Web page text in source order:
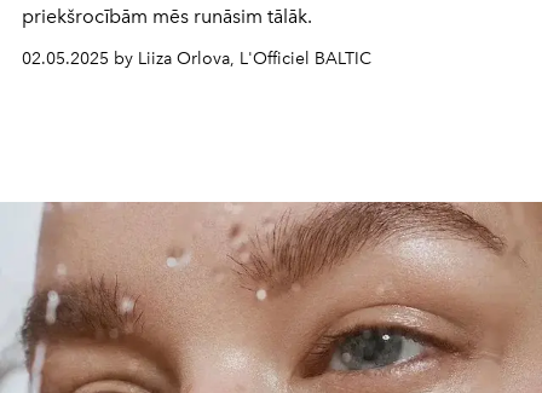
priekšrocībām mēs runāsim tālāk.
02.05.2025 by Liiza Orlova, L'Officiel BALTIC